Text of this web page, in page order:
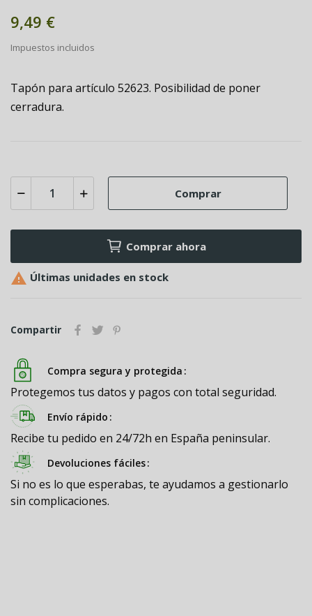
9,49 €
Impuestos incluidos
Tapón para artículo 52623. Posibilidad de poner
cerradura.
Comprar
Comprar ahora
 Últimas unidades en stock
Compartir
Compra segura y protegida
Protegemos tus datos y pagos con total seguridad.
Envío rápido
Recibe tu pedido en 24/72h en España peninsular.
Devoluciones fáciles
Si no es lo que esperabas, te ayudamos a gestionarlo
sin complicaciones.